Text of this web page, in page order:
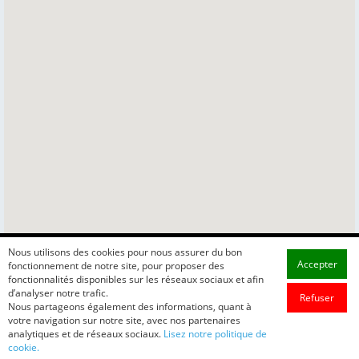
Nous utilisons des cookies pour nous assurer du bon
fonctionnement de notre site, pour proposer des
fonctionnalités disponibles sur les réseaux sociaux et afin
d’analyser notre trafic.
Nous partageons également des informations, quant à
votre navigation sur notre site, avec nos partenaires
analytiques et de réseaux sociaux. Lisez notre politique de
cookie.
Accepter
Refuser